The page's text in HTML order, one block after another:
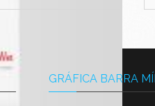
GRÁFICA BARRA